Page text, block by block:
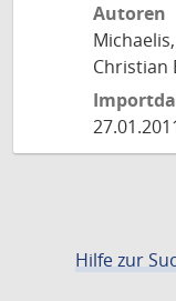
Autoren
Christian
Hilfe zur